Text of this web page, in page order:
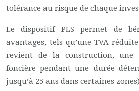
tolérance au risque de chaque
Le dispositif PLS permet de
avantages, tels qu’une TVA
revient de la construction, une
foncière pendant une durée
jusqu’à 25 ans dans certaines